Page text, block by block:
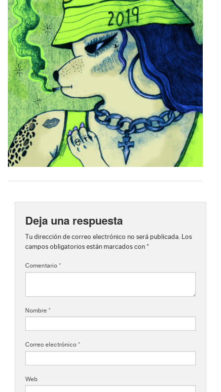
Deja una respuesta
Tu dirección de correo electrónico no será publicada. Los
campos obligatorios están marcados con *
Comentario *
Nombre *
Correo electrónico *
Web